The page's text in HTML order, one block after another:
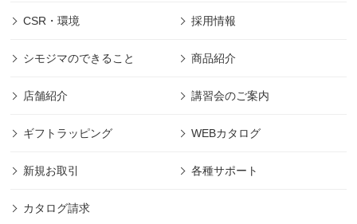
供されるサービスのみであります。
■本規約に明記された場合を除き、目的以外の利用
■本規約に明記された場合を除き、第三者への開示
■その他本規約に規定された方法での適切な管理を
■「株式会社シモジマ」は利用者の許可なくして、
「株式会社シモジマ」が、個人情報取得内容の変
CSR・環境 採用情報
シモジマのできること 商品紹介
店舗紹介 講習会のご案内
ギフトラッピング WEBカタログ
新規お取引 各種サポート
カタログ請求